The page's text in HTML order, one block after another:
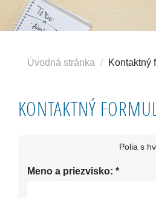
Úvodná stránka Kontaktný
KONTAKTNÝ
Polia s
*
Meno a priezvisko: